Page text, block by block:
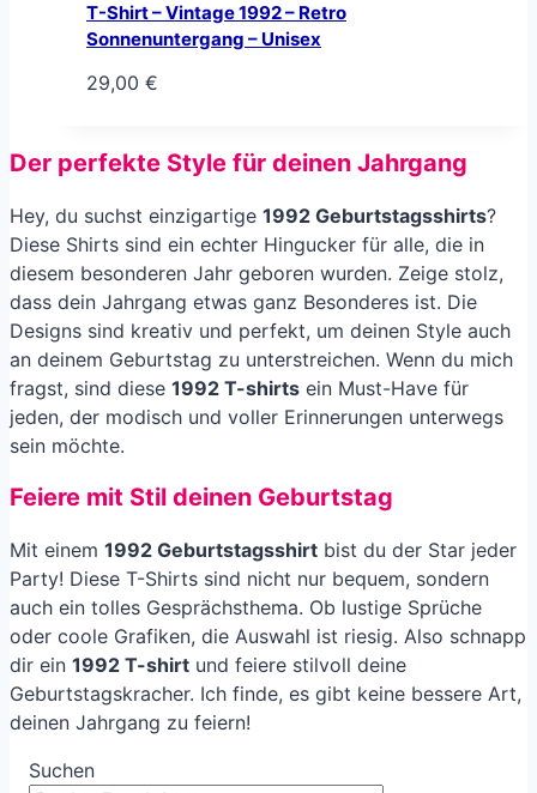
T-Shirt – Vintage 1992 – Retro
Sonnenuntergang – Unisex
29,00 €
Der perfekte Style für deinen Jahrgang
Hey, du suchst einzigartige 1992 Geburtstagsshirts?
Diese Shirts sind ein echter Hingucker für alle, die in
diesem besonderen Jahr geboren wurden. Zeige stolz,
dass dein Jahrgang etwas ganz Besonderes ist. Die
Designs sind kreativ und perfekt, um deinen Style auch
an deinem Geburtstag zu unterstreichen. Wenn du mich
fragst, sind diese 1992 T-shirts ein Must-Have für
jeden, der modisch und voller Erinnerungen unterwegs
sein möchte.
Feiere mit Stil deinen Geburtstag
Mit einem 1992 Geburtstagsshirt bist du der Star jeder
Party! Diese T-Shirts sind nicht nur bequem, sondern
auch ein tolles Gesprächsthema. Ob lustige Sprüche
oder coole Grafiken, die Auswahl ist riesig. Also schnapp
dir ein 1992 T-shirt und feiere stilvoll deine
Geburtstagskracher. Ich finde, es gibt keine bessere Art,
deinen Jahrgang zu feiern!
Suchen